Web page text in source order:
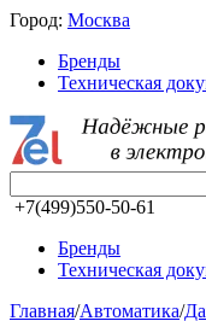
Город: Москва
Бренды
Техническая
+7(499)550-50-61
Бренды
Техническая
Главная/Автоматика/